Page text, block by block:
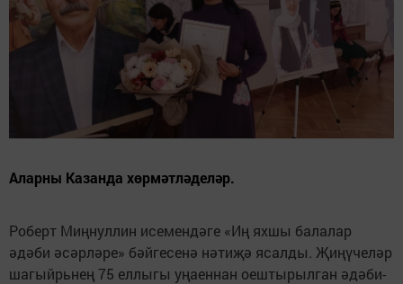
Аларны Казанда хөрмәтләделәр.
Роберт Миңнуллин исемендәге «Иң яхшы балалар
әдәби әсәрләре» бәйгесенә нәтиҗә ясалды. Җиңүчеләр
шагыйрьнең 75 еллыгы уңаеннан оештырылган әдәби-